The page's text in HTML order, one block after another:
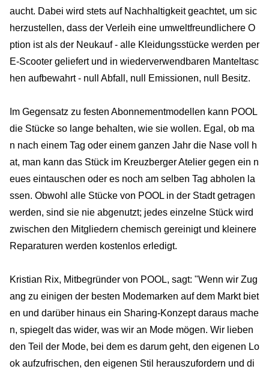
aucht. Dabei wird stets auf Nachhaltigkeit geachtet, um sic
herzustellen, dass der Verleih eine umweltfreundlichere O
ption ist als der Neukauf - alle Kleidungsstücke werden per
E-Scooter geliefert und in wiederverwendbaren Manteltasc
hen aufbewahrt - null Abfall, null Emissionen, null Besitz.
Im Gegensatz zu festen Abonnementmodellen kann POOL
die Stücke so lange behalten, wie sie wollen. Egal, ob ma
n nach einem Tag oder einem ganzen Jahr die Nase voll h
at, man kann das Stück im Kreuzberger Atelier gegen ein n
eues eintauschen oder es noch am selben Tag abholen la
ssen. Obwohl alle Stücke von POOL in der Stadt getragen
werden, sind sie nie abgenutzt; jedes einzelne Stück wird
zwischen den Mitgliedern chemisch gereinigt und kleinere
Reparaturen werden kostenlos erledigt.
Kristian Rix, Mitbegründer von POOL, sagt: "Wenn wir Zug
ang zu einigen der besten Modemarken auf dem Markt biet
en und darüber hinaus ein Sharing-Konzept daraus mache
n, spiegelt das wider, was wir an Mode mögen. Wir lieben
den Teil der Mode, bei dem es darum geht, den eigenen Lo
ok aufzufrischen, den eigenen Stil herauszufordern und di